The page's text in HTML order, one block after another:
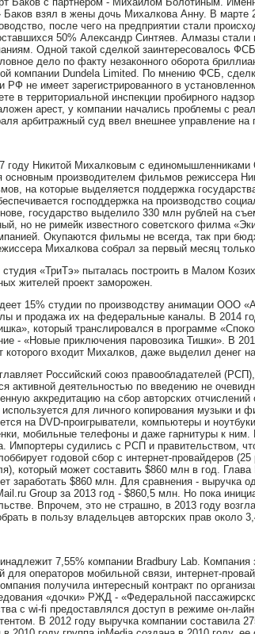
Баков взял в жены дочь Михалкова Анну. В марте
после чего на предприятии стали
50% Александр Синтяев. Алмазы стали
Одной такой сделкой заинтересовалось
дело по факту незаконного оборота
компании Dundela Limited. По мнению ФСБ,
РФ не имеет зарегистрированного в
в территориальной инспекции пробирного
арест, у компании начались проблемы с
арбитражный суд ввел внешнее управление на
году Никитой Михалковым с
основным производителем фильмов режиссера
на которые выделяется поддержка
господдержка на производство
государство выделило 330 млн рублей на
но не римейк известного советского филма
Окупаются фильмы не всегда, так при
Михалкова собрал за первый месяц
«ТриТэ» пыталась построить в Малом
жителей проект заморожен.
15% студии по производству анимации ООО
и продажа их на федеральные каналы. В 2014
который транслировался в программе
- «Новые приключения паровозика Тишки». В
которого входит Михалков, даже выделил денег
Российский союз правообладателей
активной деятельностью по введению не
аккредитацию на сбор авторских
используется для личного копирования музыки и
на DVD-проигрыватели, компьютеры и
мобильные телефоны и даже гарнитуры к ним.
Импортеры судились с РСП и правительством,
годовой сбор с интернет-провайдеров
который может составить $860 млн в год.
заработать $860 млн. Для сравнения - выручка
Group за 2013 год - $860,5 млн. Но пока
Впрочем, это не страшно, в 2013 году
в пользу владельцев авторских прав около
7,55% компании Bradbury Lab. Компания
для операторов мобильной связи, интернет-
получила интересный контракт по
«дочки» РЖД - «Федеральной
с wi-fi предоставлялся доступ в режиме он-
В 2012 году выручка компании составила